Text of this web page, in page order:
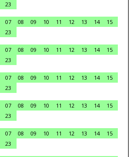
23
07 08 09 10 11 12 13 14
15
23
07 08 09 10 11 12 13 14
15
23
07 08 09 10 11 12 13 14
15
23
07 08 09 10 11 12 13 14
15
23
07 08 09 10 11 12 13 14
15
23